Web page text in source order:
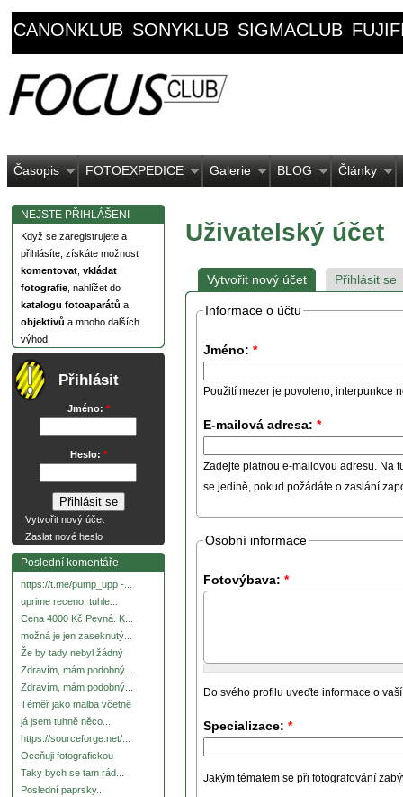
CANONKLUB SONYKLUB SIGMACLUB
Časopis FOTOEXPEDICE Galerie BLOG Články
NEJSTE PŘIHLÁŠENI
Když se zaregistrujete a
přihlásíte, získáte možnost
komentovat vkládat
fotografie , nahlížet do
katalogu fotoaparátů a
objektivů a mnoho dalších
výhod.
Přihlásit
Jméno: *
Heslo: *
Vytvořit nový účet
Zaslat nové heslo
Poslední komentáře
https://t.me/pump_upp -...
uprime receno, tuhle...
Cena 4000 Kč Pevná. K...
možná je jen zaseknutý...
Že by tady nebyl žádný
Zdravím, mám podobný...
Zdravím, mám podobný...
Téměř jako malba včetně
já jsem tuhně něco...
https://sourceforge.net/...
Oceňuji fotografickou
Taky bych se tam rád...
Poslední paprsky...
Uživatelský účet
Vytvořit nový účet Přihlásit se
Informace o účtu
Jméno: *
Použití mezer je povoleno; interpunkce
E-mailová adresa: *
Zadejte platnou e-mailovou adresu. Na
se jedině, pokud požádáte o zaslání
Osobní informace
Fotovýbava: *
Do svého profilu uveďte informace o
Specializace: *
Jakým tématem se při fotografování